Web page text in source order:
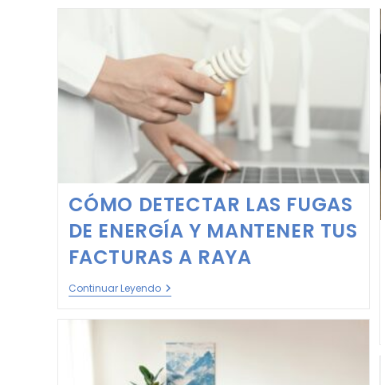
CÓMO DETECTAR LAS FUGAS
DE ENERGÍA Y MANTENER TUS
FACTURAS A RAYA
Continuar Leyendo